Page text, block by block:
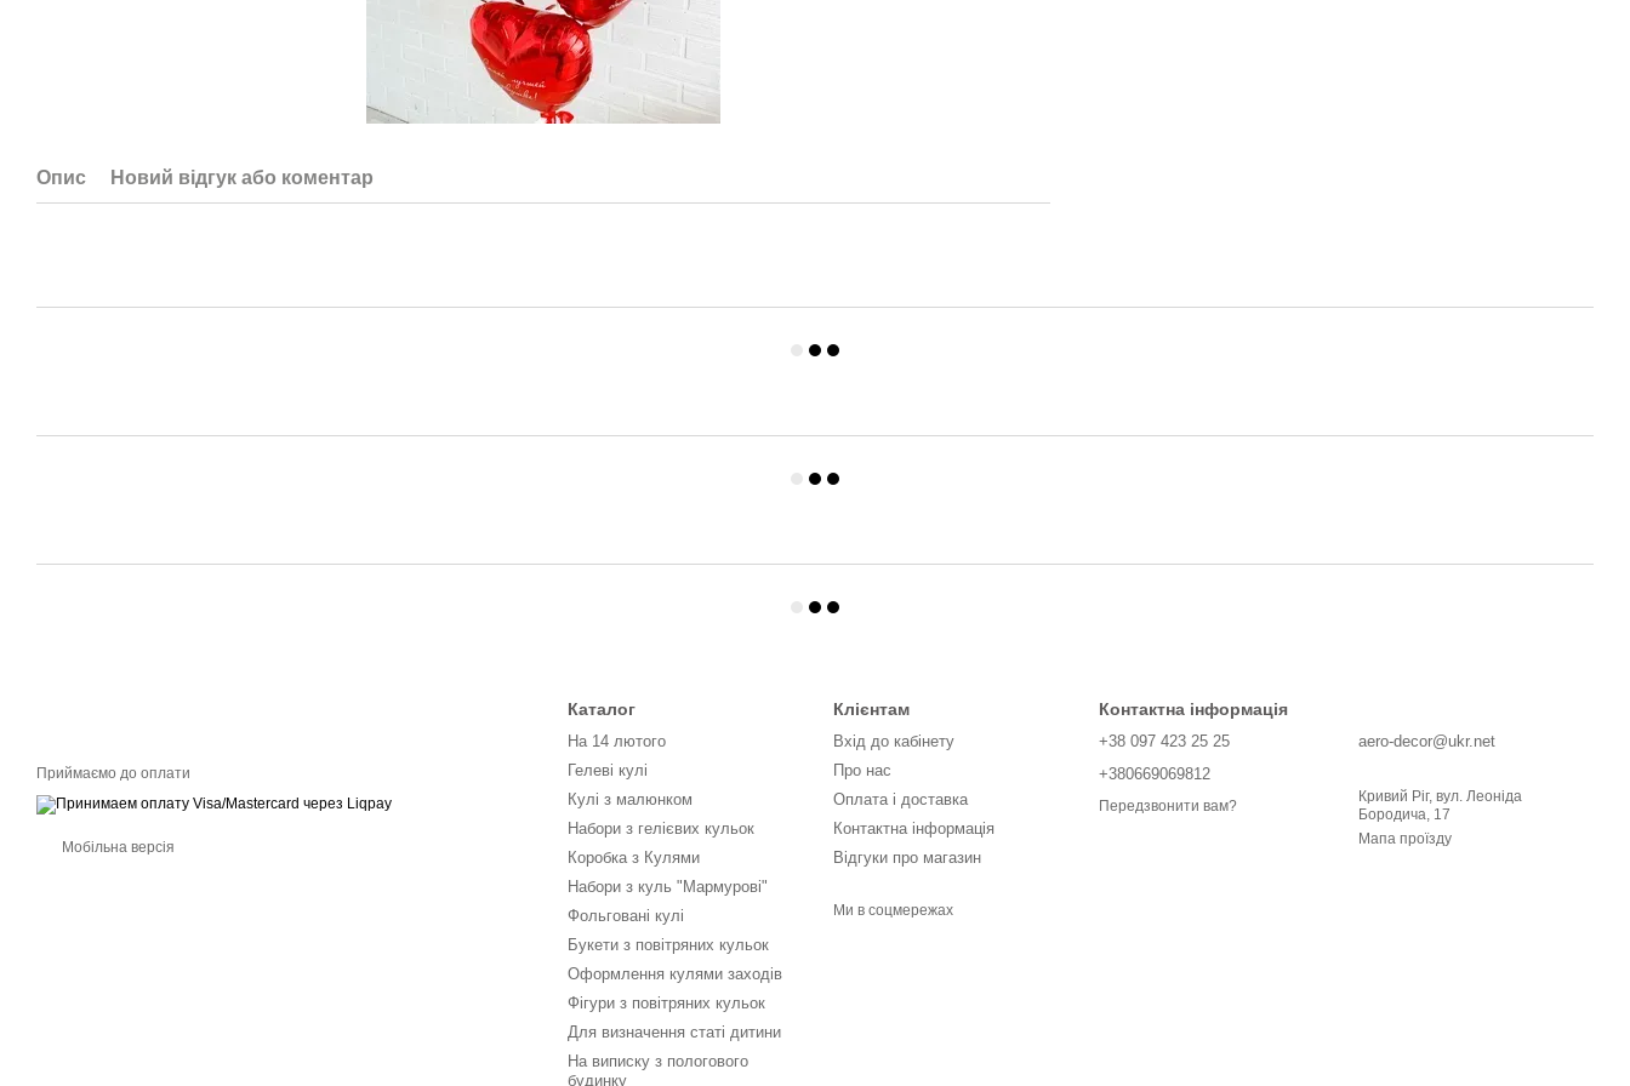
Опис Новий відгук або коментар
Приймаємо до оплати
Мобільна версія
Каталог
На 14 лютого
Гелеві кулі
Кулі з малюнком
Набори з гелієвих кульок
Коробка з Кулями
Набори з куль "Мармурові"
Фольговані кулі
Букети з повітряних кульок
Оформлення кулями заходів
Фігури з повітряних кульок
Для визначення статі дитини
На виписку з пологового
будинку
Клієнтам
Вхід до кабінету
Про нас
Оплата і доставка
Контактна інформація
Відгуки про магазин
Ми в соцмережах
Контактна інформація
+38 097 423 25 25
+380669069812
Передзвонити вам?
aero-decor@ukr.net
Кривий Ріг, вул. Леоніда
Бородича, 17
Мапа проїзду